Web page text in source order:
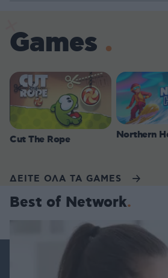
Games
Cut The Rope Northern
ΔΕΙΤΕ ΟΛΑ ΤΑ GAMES
Best of Network